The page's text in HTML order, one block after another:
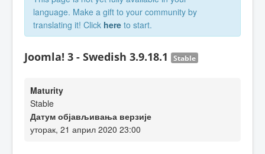
language. Make a gift to your community by
translating it! Click here to start.
Joomla! 3 - Swedish 3.9.18.1 Stable
Maturity
Stable
Датум објављивања верзије
уторак, 21 април 2020 23:00